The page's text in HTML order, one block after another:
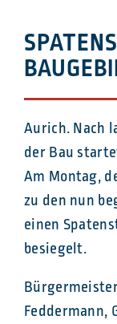
Aurich. Nach
der Bau
Am Montag,
zu den nun
einen
besiegelt.
Feddermann,